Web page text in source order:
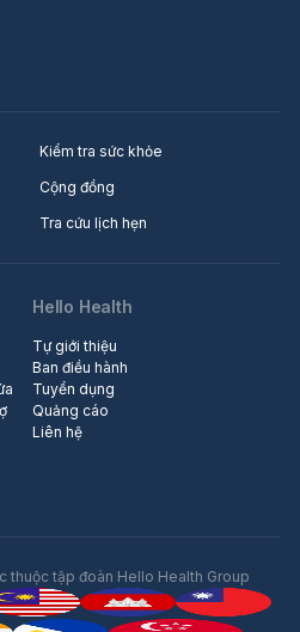
Kiểm tra sức khỏe
Cộng đồng
Tra cứu lịch hẹn
Hello Health
Tự giới thiệu
Ban điều hành
Tuyển dụng
Quảng cáo
Liên hệ
thuộc tập đoàn Hello Health Group